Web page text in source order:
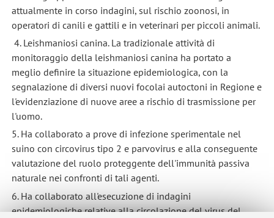
attualmente in corso indagini, sul rischio zoonosi, in
operatori di canili e gattili e in veterinari per piccoli animali.
4. Leishmaniosi canina. La tradizionale attività di
monitoraggio della leishmaniosi canina ha portato a
meglio definire la situazione epidemiologica, con la
segnalazione di diversi nuovi focolai autoctoni in Regione e
l'evidenziazione di nuove aree a rischio di trasmissione per
l'uomo.
5. Ha collaborato a prove di infezione sperimentale nel
suino con circovirus tipo 2 e parvovirus e alla conseguente
valutazione del ruolo proteggente dell'immunità passiva
naturale nei confronti di tali agenti.
6. Ha collaborato all'esecuzione di indagini
epidemiologiche relative alla circolazione del virus del